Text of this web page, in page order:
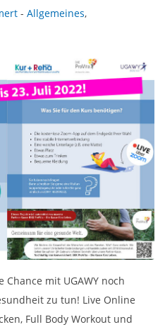
- Allgemeines,
mit UGAWY noch
zu tun! Live Online
Full Body Workout und